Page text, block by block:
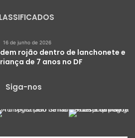
16 de junho de 2026
rojão dentro de lanchonete e
de 7 anos no DF
Siga-nos